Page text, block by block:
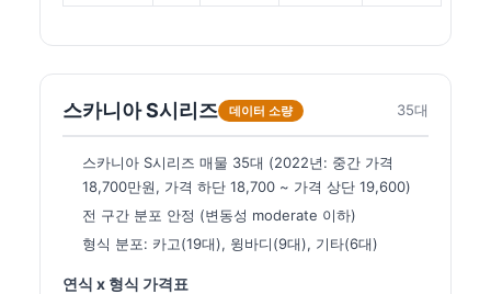
스카니아 S시리즈 데이터 소량 35대
스카니아 S시리즈 매물 35대 (2022년: 중간 가격
18,700만원, 가격 하단 18,700 ~ 가격 상단 19,600)
전 구간 분포 안정 (변동성 moderate 이하)
형식 분포: 카고(19대), 윙바디(9대), 기타(6대)
연식 x 형식 가격표